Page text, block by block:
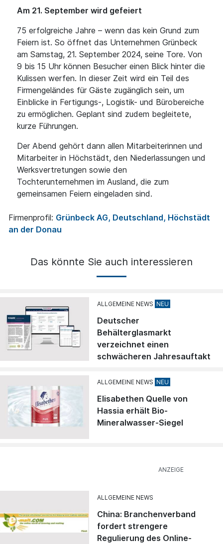
Am 21. September wird gefeiert
75 erfolgreiche Jahre – wenn das kein Grund zum
Feiern ist. So öffnet das Unternehmen Grünbeck
am Samstag, 21. September 2024, seine Tore. Von
9 bis 15 Uhr können Besucher einen Blick hinter die
Kulissen werfen. In dieser Zeit wird ein Teil des
Firmengeländes für Gäste zugänglich sein, um
Einblicke in Fertigungs-, Logistik- und Bürobereiche
zu ermöglichen. Geplant sind zudem begleitete,
kurze Führungen.
Der Abend gehört dann allen Mitarbeiterinnen und
Mitarbeiter in Höchstädt, den Niederlassungen und
Werksvertretungen sowie den
Tochterunternehmen im Ausland, die zum
gemeinsamen Feiern eingeladen sind.
Firmenprofil: Grünbeck AG, Deutschland, Höchstädt
an der Donau
Das könnte Sie auch interessieren
ALLGEMEINE NEWS
Deutscher
Behälterglasmarkt
verzeichnet einen
schwächeren Jahresauftakt
ALLGEMEINE NEWS
Elisabethen Quelle von
Hassia erhält Bio-
Mineralwasser-Siegel
ALLGEMEINE NEWS
China: Branchenverband
fordert strengere
Regulierung des Online-